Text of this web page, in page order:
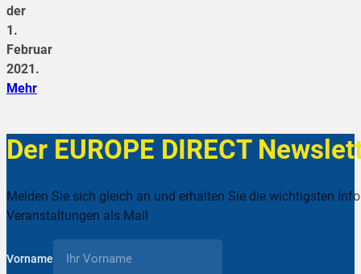
der
1.
Februar
2021.
Mehr
Der EUROPE DIRECT
Melden Sie sich gleich an und erhalten Sie die wichtigsten
Veranstaltungen als Mail
Vorname